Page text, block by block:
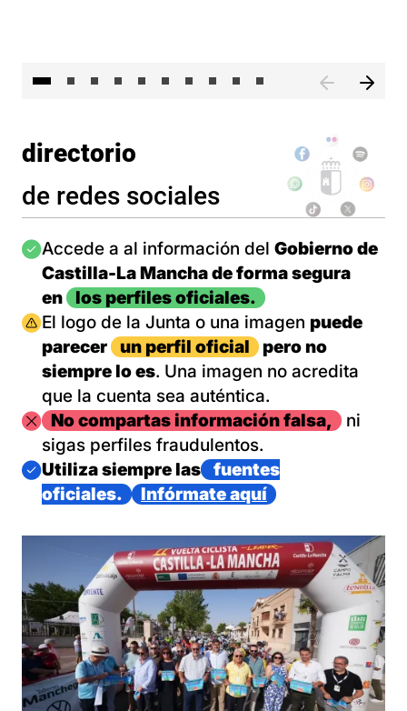
directorio
de redes sociales
Imagen
Accede a al información del Gobierno de
Castilla-La Mancha de forma segura
en
los perfiles oficiales.
Imagen
El logo de la Junta o una imagen puede
parecer
un perfil oficial
pero no
siempre lo es. Una imagen no acredita
que la cuenta sea auténtica.
ImagenNo compartas información falsa,
ni
sigas perfiles fraudulentos.
Imagen
Utiliza siempre las
fuentes
oficiales.
Infórmate aquí